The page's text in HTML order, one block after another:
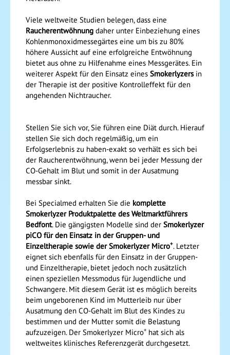
Viele weltweite Studien belegen, dass eine
Raucherentwöhnung daher unter Einbeziehung eines
Kohlenmonoxidmessegärtes eine um bis zu 80%
höhere Aussicht auf eine erfolgreiche Entwöhnung
bietet aus ohne zu Hilfenahme eines Messgerätes. Ein
weiterer Aspekt für den Einsatz eines Smokerlyzersin
der Therapie ist der positive Kontrolleffekt für den
angehenden Nichtraucher.
Stellen Sie sich vor, Sie führen eine Diät durch. Hierauf
stellen Sie sich doch regelmäßig, um ein
Erfolgserlebnis zu haben-exakt so verhält es sich bei
der Raucherentwöhnung, wenn bei jeder Messung der
CO-Gehalt im Blut und somit in der Ausatmung
messbar sinkt.
Bei Specialmed erhalten Sie die komplette
Smokerlyzer Produktpalette des Weltmarktführers
Bedfont. Die gängigsten Modelle sind der Smokerlyzer
piCO für den Einsatz in der Gruppen- und
Einzeltherapie sowie der Smokerlyzer Micro+. Letzter
eignet sich ebenfalls für den Einsatz in der Gruppen-
und Einzeltherapie, bietet jedoch noch zusätzlich
einen speziellen Messmodus für Jugendliche und
Schwangere. Mit diesem Gerät ist es möglich bereits
beim ungeborenen Kind im Mutterleib nur über
Ausatmung den CO-Gehalt im Blut des Kindes zu
bestimmen und der Mutter somit die Belastung
aufzuzeigen. Der Smokerlyzer Micro+ hat sich als
weltweites klinisches Referenzgerät durchgesetzt.